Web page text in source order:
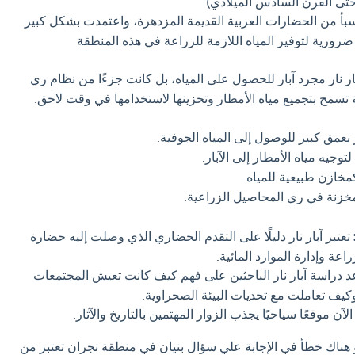
من الحضارات العربية القديمة المزدهرة، واعتمدت بشكل كبير
لتوفير المياه اللازمة للزراعة في هذه المنطقة
نار مجرد آبار للحصول على المياه، بل كانت جزءًا من نظام ري
بتجميع مياه الأمطار وتخزينها لاستخدامها في وقت لاحق.
بعمق كبير للوصول إلى المياه الجوفية.
مياه الأمطار إلى الآبار.
طبيعية للمياه.
في ري المحاصيل الزراعية.
تعتبر آبار نار دليلًا على التقدم الحضاري الذي وصلت إليه حضارة
وإدارة الموارد المائية.
دراسة آبار نار الباحثين على فهم كيف كانت تعيش المجتمعات
تعاملت مع تحديات البيئة الصحراوية.
الآن موقعًا سياحيًا يجذب الزوار المهتمين بالتاريخ والآثار.
هناك خطأ في الإجابة علي سؤال بنيان في منطقة نجران تعتبر من